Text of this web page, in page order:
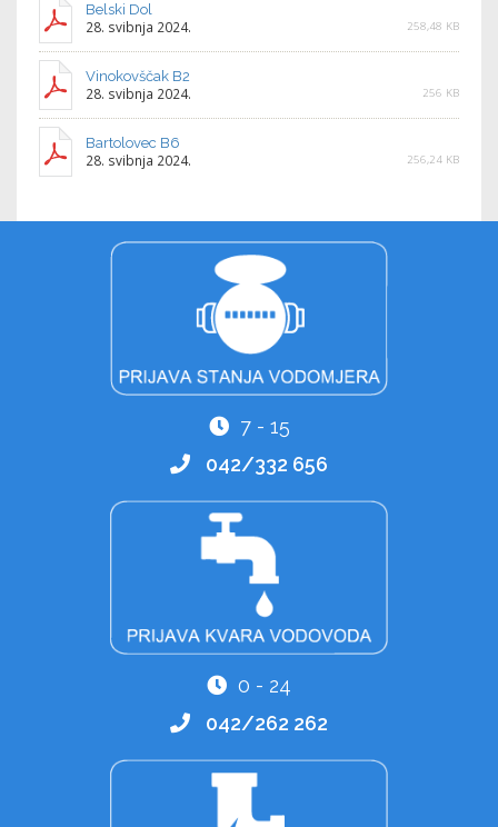
Belski Dol
28. svibnja 2024. 258,48 KB
Vinokovščak B2
28. svibnja 2024. 256 KB
Bartolovec B6
28. svibnja 2024. 256,24 KB
7 - 15
042/332 656
0 - 24
042/262 262